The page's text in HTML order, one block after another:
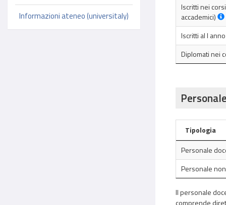
Informazioni ateneo (universitaly)
Iscritti nei
accademici)
Iscritti al I
Diplomati nei
Tipologia
Personale
Personale
Il personale
comprende